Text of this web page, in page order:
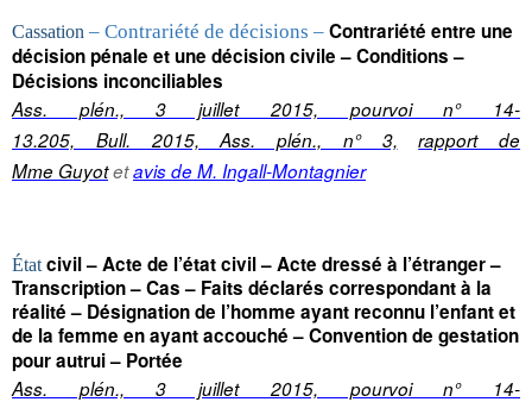
Cassation – Contrariété de décisions – Contrariété entre une
décision pénale et une décision civile – Conditions –
Décisions inconciliables
Ass. plén., 3 juillet 2015, pourvoi n° 14-
13.205, Bull. 2015, Ass. plén., n° 3,
rapport de
Mme Guyotetavis de M. Ingall-Montagnier
Étatcivil – Acte de l’état civil – Acte dressé à l’étranger –
Transcription – Cas – Faits déclarés correspondant à la
réalité – Désignation de l’homme ayant reconnu l’enfant et
de la femme en ayant accouché – Convention de gestation
pour autrui – Portée
Ass. plén., 3 juillet 2015, pourvoi n° 14-